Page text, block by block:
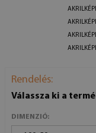
Rendelés:
Válassza ki a
DIMENZIÓ: